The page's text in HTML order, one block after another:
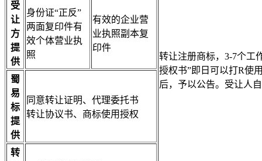
转让注册商标，3-7个工
授权书”即日可以打R使
后，予以公告。受让人
受
让
方
提
供
身份证“正反”
两面复印件有
效个体营业执
照
有效的企业营
业执照副本复
印件
蜀
易
标
提
供
同意转让证明、代理委托书
转让协议书、商标使用授权
转